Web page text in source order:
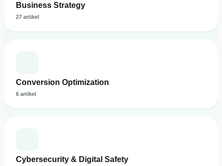
Business Strategy
27 artikel
Conversion Optimization
6 artikel
Cybersecurity & Digital Safety